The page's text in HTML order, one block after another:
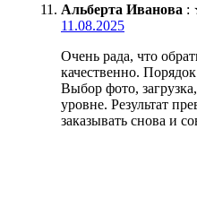
Альберта Иванова :
11.08.2025
Очень рада, что
качественно.
Выбор фото,
уровне. Результат
заказывать снова и